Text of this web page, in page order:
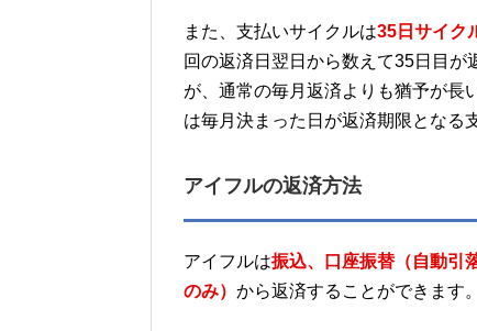
また、支払いサイクルは35日サイク
回の返済日翌日から数えて35日目
が、通常の毎月返済よりも猶予が長
は毎月決まった日が返済期限となる
アイフルの返済方法
アイフルは振込、口座振替（自動引
のみ） から返済することができます